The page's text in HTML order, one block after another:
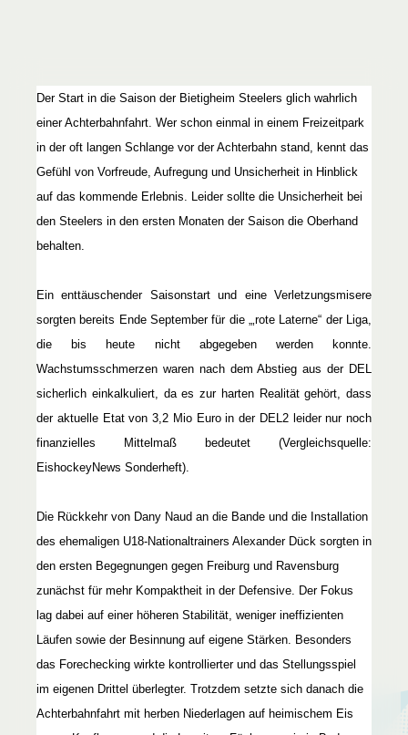
Der Start in die Saison der Bietigheim Steelers glich wahrlich
einer Achterbahnfahrt. Wer schon einmal in einem Freizeitpark
in der oft langen Schlange vor der Achterbahn stand, kennt das
Gefühl von Vorfreude, Aufregung und Unsicherheit in Hinblick
auf das kommende Erlebnis. Leider sollte die Unsicherheit bei
den Steelers in den ersten Monaten der Saison die Oberhand
behalten.
Ein enttäuschender Saisonstart und eine Verletzungsmisere
sorgten bereits Ende September für die „‚rote Laterne“ der Liga,
die bis heute nicht abgegeben werden konnte.
Wachstumsschmerzen waren nach dem Abstieg aus der DEL
sicherlich einkalkuliert, da es zur harten Realität gehört, dass
der aktuelle Etat von 3,2 Mio Euro in der DEL2 leider nur noch
finanzielles Mittelmaß bedeutet (Vergleichsquelle:
EishockeyNews Sonderheft).
Die Rückkehr von Dany Naud an die Bande und die Installation
des ehemaligen U18-Nationaltrainers Alexander Dück sorgten in
den ersten Begegnungen gegen Freiburg und Ravensburg
zunächst für mehr Kompaktheit in der Defensive. Der Fokus
lag dabei auf einer höheren Stabilität, weniger ineffizienten
Läufen sowie der Besinnung auf eigene Stärken. Besonders
das Forechecking wirkte kontrollierter und das Stellungsspiel
im eigenen Drittel überlegter. Trotzdem setzte sich danach die
Achterbahnfahrt mit herben Niederlagen auf heimischem Eis